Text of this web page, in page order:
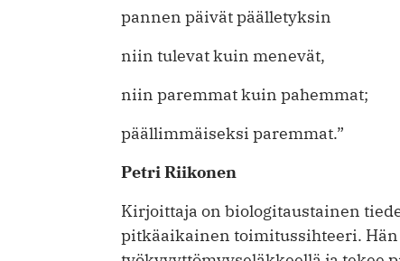
pannen päivät päälletyksin
niin tulevat kuin menevät,
niin paremmat kuin pahemmat;
päällimmäiseksi paremmat.”
Petri Riikonen
Kirjoittaja on biologitaustainen
pitkäaikainen toimitussihteeri.